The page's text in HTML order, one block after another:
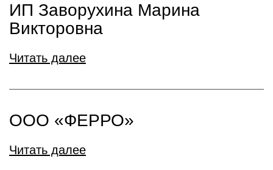
ИП Заворухина Марина
Викторовна
Читать далее
ООО «ФЕРРО»
Читать далее